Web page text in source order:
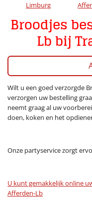
Limburg
Broodjes
Lb bij
Wilt u een goed verzorgde
verzorgen uw bestelling
neemt graag al uw
doen, koken en het
Onze partyservice zorgt
U kunt gemakkelijk online
Afferden-Lb